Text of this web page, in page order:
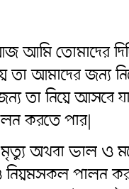
আমি তোমাদের
তা আমাদের
তা নিয়ে
করতে পার|
অথবা ভাল ও
নিয়মসকল পালন